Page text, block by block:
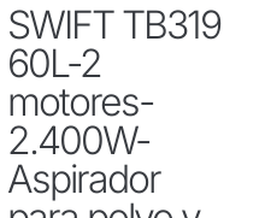
SWIFT TB319
60L-2
motores-
2.400W-
Aspirador